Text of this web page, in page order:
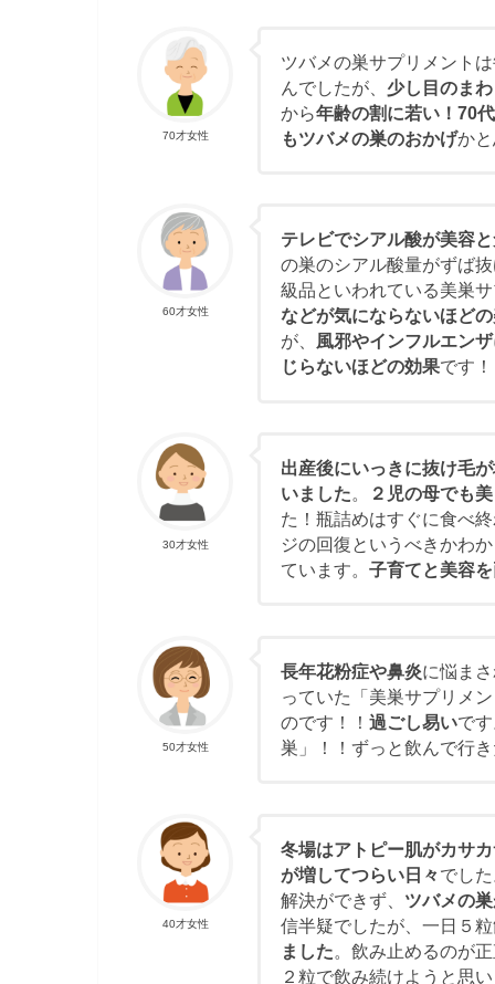
70才女性
ツバメの巣サプリメント
んでしたが、 少し目のま
から年齢の割に若い！70
もツバメの巣のおかげか
60才女性
テレビでシアル酸が美容
の巣のシアル酸量がずば
級品といわれている美巣
などが気にならないほど
が、 風邪やインフルエン
じらないほどの効果です！
30才女性
出産後にいっきに抜け毛
いました。
２児の母でも
た！瓶詰めはすぐに食べ
ジの回復というべきかわ
ています。子育てと美容
50才女性
長年花粉症や鼻炎に悩ま
っていた「美巣サプリメ
のです！！過ごし易いで
巣」！！ずっと飲んで行
40才女性
冬場はアトピー肌がカサ
が増してつらい日々 でし
解決ができず、 ツバメの
信半疑でしたが、一日５
ました。飲み止めるのが
２粒で飲み続けようと思